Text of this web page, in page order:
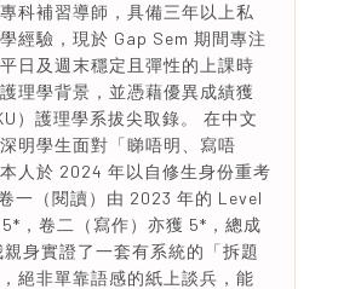
科補習導師，具備三年以上私
經驗，現於 Gap Sem 期間專注
日及週末穩定且彈性的上課時
理學背景，並憑藉優異成績獲
）護理學系拔尖取錄。 在中文
明學生面對「睇唔明、寫唔
人於 2024 年以自修生身份重考
一（閱讀）由 2023 年的 Level
，卷二（寫作）亦獲 5*，總成
身實證了一套有系統的「拆題
絕非單靠語感的紙上談兵，能